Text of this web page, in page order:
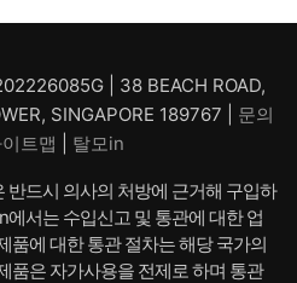
| 38 BEACH ROAD,
SINGAPORE 189767 | 문의
트맵 탈모in
반드시 의사의 처방에 근거해 구입하
서는 수입신고 및 통관에 대한 업
품에 대한 통관 절차는 해당 국가의
품은 자가사용을 전제로 하며 통관